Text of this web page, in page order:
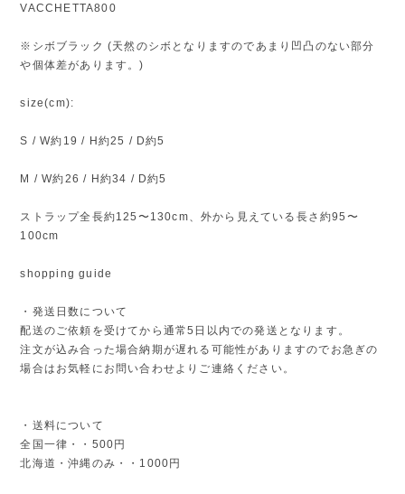
VACCHETTA800
※シボブラック (天然のシボとなりますのであまり凹凸のない部分
や個体差があります。)
size(cm):
S / W約19 / H約25 / D約5
M / W約26 / H約34 / D約5
ストラップ全長約125〜130cm、外から見えている長さ約95〜
100cm
shopping guide
・発送日数について
配送のご依頼を受けてから通常5日以内での発送となります。
注文が込み合った場合納期が遅れる可能性がありますのでお急ぎの
場合はお気軽にお問い合わせよりご連絡ください。
・送料について
全国一律・・500円
北海道・沖縄のみ・・1000円